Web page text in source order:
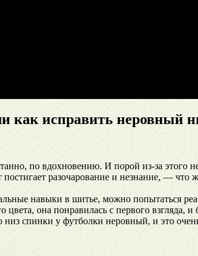
как исправить неровный
по вдохновению. И порой из-за этого
разочарование и незнание, —
навыки в шитье, можно попытаться
она понравилась с первого взгляда,
спинки у футболки неровный, и это очень